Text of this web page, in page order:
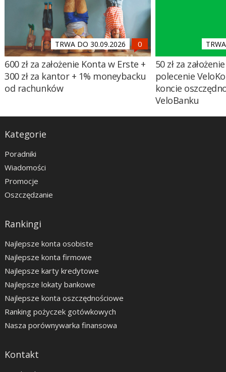
TRWA DO 30.09.2026
600 zł za założenie Konta w Erste +
300 zł za kantor + 1% moneybacku
od rachunków
50 zł za
polecenie
koncie
VeloBanku
Kategorie
Poradniki
Wiadomości
Promocje
Oszczędzanie
Rankingi
Najlepsze konta osobiste
Najlepsze konta firmowe
Najlepsze karty kredytowe
Najlepsze lokaty bankowe
Najlepsze konta oszczędnościowe
Ranking pożyczek gotówkowych
Nasza porównywarka finansowa
Kontakt